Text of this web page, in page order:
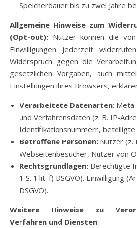
Speicherdauer bis zu zwei Jahre
Allgemeine Hinweise zum
(Opt-out): Nutzer können die
Einwilligungen jederzeit
Widerspruch gegen die
gesetzlichen Vorgaben, auch
Einstellungen ihres Browsers,
Verarbeitete Datenarten:
und Verfahrensdaten (z. B. IP-
Identifikationsnummern, beteiligte
Betroffene Personen: Nutzer (z.
Webseitenbesucher, Nutzer von
Rechtsgrundlagen: Berechtigte
1 S. 1 lit. f) DSGVO). Einwilligung
DSGVO).
Weitere Hinweise zu
Verfahren und Diensten: